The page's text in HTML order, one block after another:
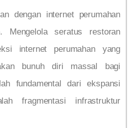
dengan internet perumahan
Mengelola seratus restoran
internet perumahan yang
bunuh diri massal bagi
fundamental dari ekspansi
fragmentasi infrastruktur